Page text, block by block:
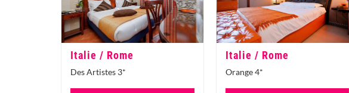
Italie / Rome
Des Artistes 3*
Italie / Rome
Orange 4*